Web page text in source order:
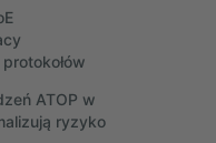
ATOP w
ryzyko